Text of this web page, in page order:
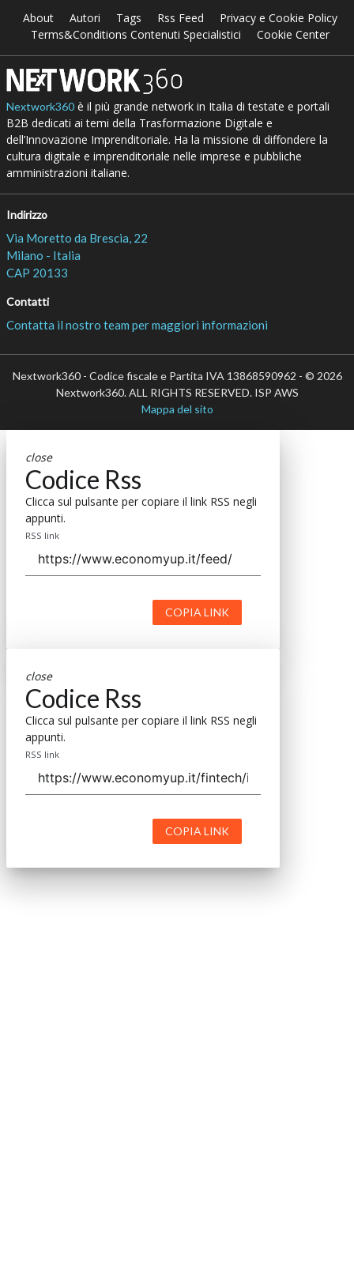
About Autori Tags Rss Feed
Privacy e Cookie Policy
Terms&Conditions Contenuti Specialistici
Cookie Center
Nextwork360è il più grande network in Italia di testate e portali
B2B dedicati ai temi della Trasformazione Digitale e
dell’Innovazione Imprenditoriale. Ha la missione di diffondere la
cultura digitale e imprenditoriale nelle imprese e pubbliche
amministrazioni italiane.
Indirizzo
Via Moretto da Brescia, 22
Milano - Italia
CAP 20133
Contatti
Contatta il nostro team per maggiori informazioni
Nextwork360 - Codice fiscale e Partita IVA 13868590962 - © 2026
Nextwork360. ALL RIGHTS RESERVED. ISP AWS
Mappa del sito
close
Codice Rss
Clicca sul pulsante per copiare il link RSS negli
appunti.
RSS link
COPIA LINK
close
Codice Rss
Clicca sul pulsante per copiare il link RSS negli
appunti.
RSS link
COPIA LINK